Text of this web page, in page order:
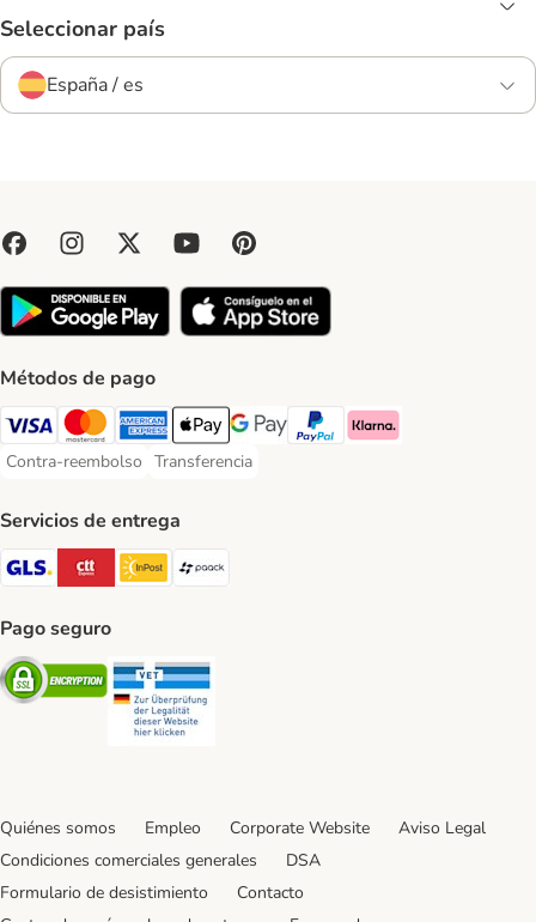
Seleccionar país
España / es
Métodos de pago
Visa Payment Method
Mastercard Payment Method
American Express Payment Method
Apple Pay Payment Method
Google Pay Payment Method
PayPal Payment Method
Klarna Payment Method
Contra-reembolso
Contra-reembolso Payment Method
Transferencia
Transferencia Payment Method
Servicios de entrega
GLS Shipping Method
CTTExpress Shipping Method
InPost Shipping Method
Pago seguro
Security
Quiénes somos Empleo Corporate Website
Aviso Legal
Condiciones comerciales generales
DSA
Formulario de desistimiento
Contacto